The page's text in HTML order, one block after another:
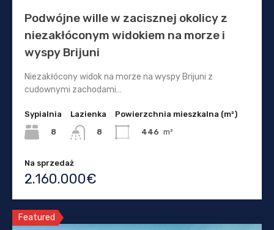
Podwójne wille w zacisznej okolicy z
niezakłóconym widokiem na morze i
wyspy Brijuni
Niezakłócony widok na morze na wyspy Brijuni z
cudownymi zachodami…
Sypialnia
8
Lazienka
8
Powierzchnia mieszkalna (m²)
446 m²
Na sprzedaż
2.160.000€
Featured